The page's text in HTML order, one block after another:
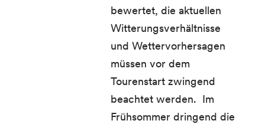
bewertet, die aktuellen
Witterungsverhältnisse
und Wettervorhersagen
müssen vor dem
Tourenstart zwingend
beachtet werden. Im
Frühsommer dringend die